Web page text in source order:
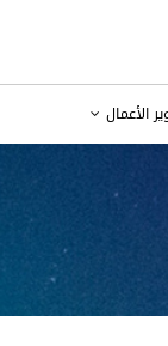
الأعمال